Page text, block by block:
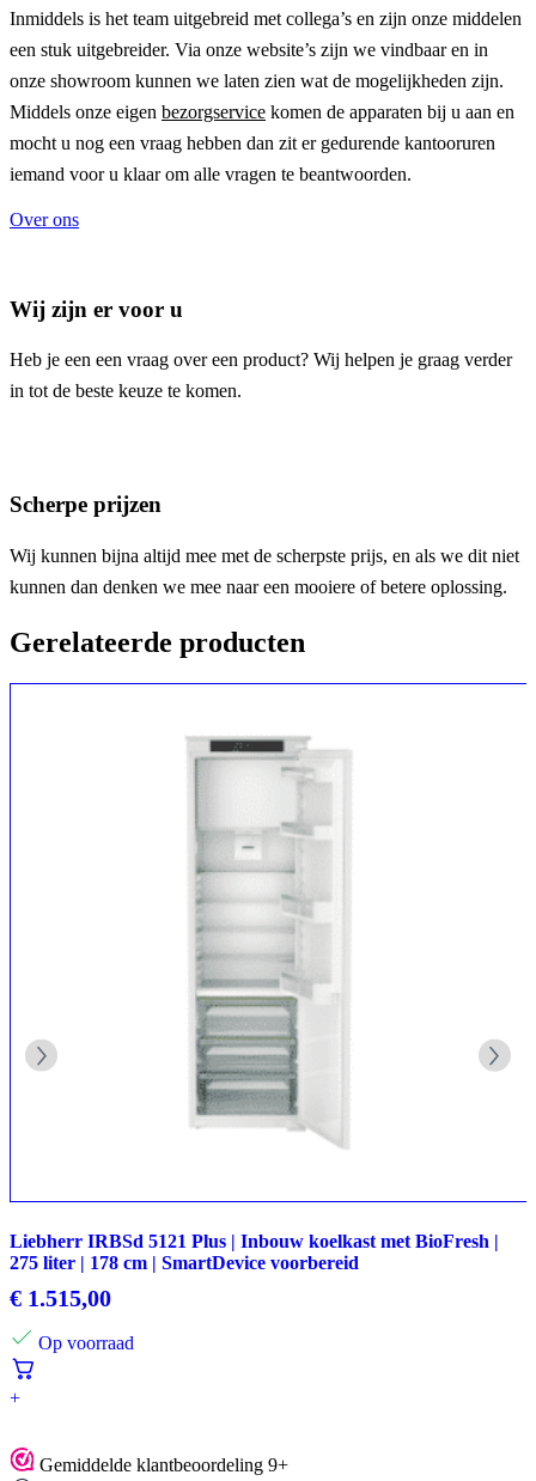
Inmiddels is het team uitgebreid met collega’s en zijn onze middelen
een stuk uitgebreider. Via onze website’s zijn we vindbaar en in
onze showroom kunnen we laten zien wat de mogelijkheden zijn.
Middels onze eigen bezorgservice komen de apparaten bij u aan en
mocht u nog een vraag hebben dan zit er gedurende kantooruren
iemand voor u klaar om alle vragen te beantwoorden.
Over ons
Wij zijn er voor u
Heb je een een vraag over een product? Wij helpen je graag verder
in tot de beste keuze te komen.
Scherpe prijzen
Wij kunnen bijna altijd mee met de scherpste prijs, en als we dit niet
kunnen dan denken we mee naar een mooiere of betere oplossing.
Gerelateerde producten
Liebherr IRBSd 5121 Plus | Inbouw koelkast met BioFresh |
275 liter | 178 cm | SmartDevice voorbereid
€ 1.515,00
Op voorraad
+
Gemiddelde klantbeoordeling 9+